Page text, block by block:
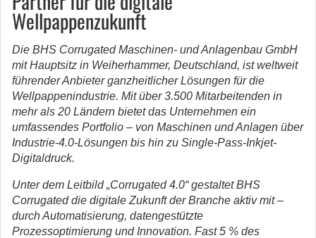
Wellpappenzukunft
Die BHS Corrugated Maschinen- und Anlagenbau GmbH
mit Hauptsitz in Weiherhammer, Deutschland, ist weltweit
führender Anbieter ganzheitlicher Lösungen für die
Wellpappenindustrie. Mit über 3.500 Mitarbeitenden in
mehr als 20 Ländern bietet das Unternehmen ein
umfassendes Portfolio – von Maschinen und Anlagen über
Industrie-4.0-Lösungen bis hin zu Single-Pass-Inkjet-
Digitaldruck.
Unter dem Leitbild „Corrugated 4.0“ gestaltet BHS
Corrugated die digitale Zukunft der Branche aktiv mit –
durch Automatisierung, datengestützte
Prozessoptimierung und Innovation. Fast 5 % des